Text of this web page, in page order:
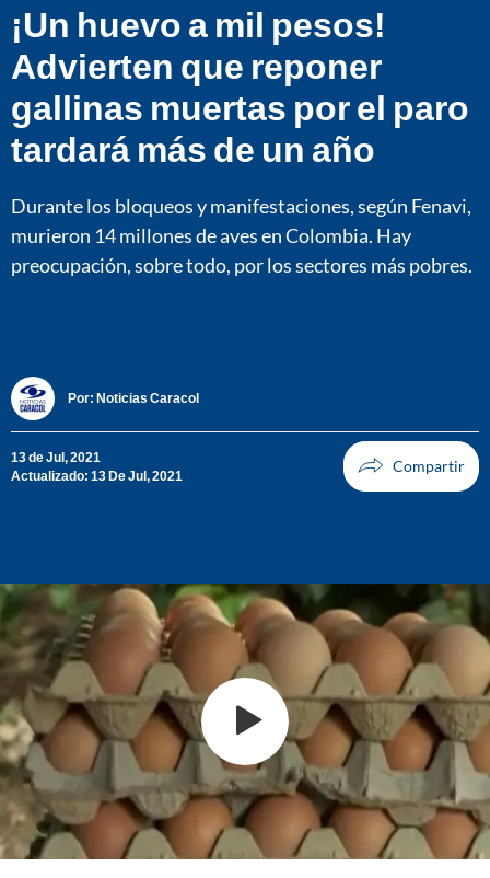
¡Un huevo a mil pesos!
Advierten que reponer
gallinas muertas por el paro
tardará más de un año
Durante los bloqueos y manifestaciones, según Fenavi,
murieron 14 millones de aves en Colombia. Hay
preocupación, sobre todo, por los sectores más pobres.
Por: Noticias Caracol
13 de Jul, 2021
Actualizado: 13 De Jul, 2021